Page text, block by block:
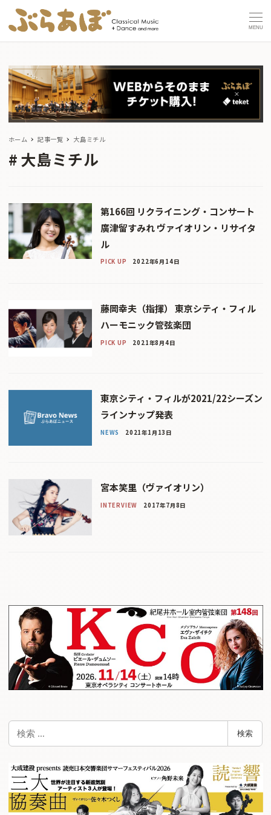
MENU
ホーム 記事一覧 大島ミチル
大島ミチル
第166回 リクライニング・コンサート
廣津留すみれ ヴァイオリン・リサイタ
ル
PICK UP 2022年6月14日
藤岡幸夫（指揮） 東京シティ・フィル
ハーモニック管弦楽団
PICK UP 2021年8月4日
東京シティ・フィルが2021/22シーズン
ラインナップ発表
NEWS 2021年1月13日
宮本笑里（ヴァイオリン）
INTERVIEW 2017年7月8日
検索